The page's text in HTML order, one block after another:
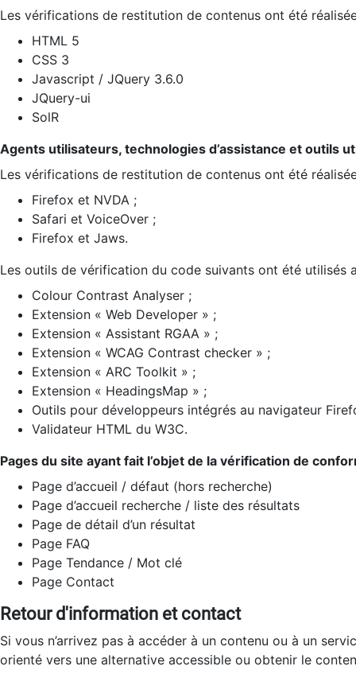
Les vérifications de restitution de contenus ont été
HTML 5
CSS 3
Javascript / JQuery 3.6.0
JQuery-ui
SolR
Agents utilisateurs, technologies d’assistance et outils
Les vérifications de restitution de contenus ont été
Firefox et NVDA ;
Safari et VoiceOver ;
Firefox et Jaws.
Les outils de vérification du code suivants ont été utilisés
Colour Contrast Analyser ;
Extension « Web Developer » ;
Extension « Assistant RGAA » ;
Extension « WCAG Contrast checker » ;
Extension « ARC Toolkit » ;
Extension « HeadingsMap » ;
Outils pour développeurs intégrés au navigateur
Validateur HTML du W3C.
Pages du site ayant fait l’objet de la vérification de
Page d’accueil / défaut (hors recherche)
Page d’accueil recherche / liste des résultats
Page de détail d’un résultat
Page FAQ
Page Tendance / Mot clé
Page Contact
Retour d'information et contact
Si vous n’arrivez pas à accéder à un contenu ou à un
orienté vers une alternative accessible ou obtenir le